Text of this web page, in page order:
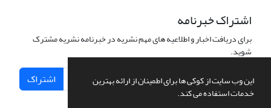
این وب سایت از کوکی ها برای اطمینان از ارائه بهترین
خدمات استفاده می کند.
اشتراک خبرنامه
برای دریافت اخبار و اطلاعیه های مهم نشریه در خبرنامه نشریه مشترک
شوید.
اشتراک